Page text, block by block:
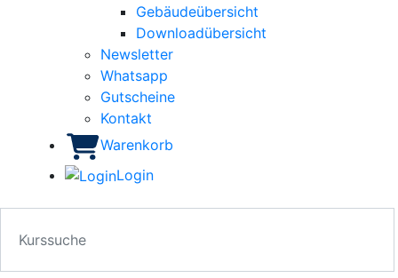
Gebäudeübersicht
Downloadübersicht
Newsletter
Whatsapp
Gutscheine
Kontakt
Warenkorb
Login